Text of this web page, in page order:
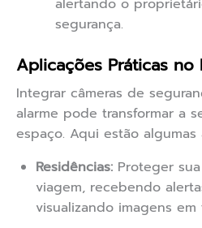
alertando o
segurança.
Aplicações Práticas no
Integrar câmeras de
alarme pode transformar a
espaço. Aqui estão
Residências: Proteger
viagem, recebendo
visualizando imagens